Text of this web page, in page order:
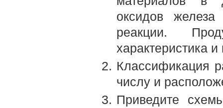
оксидов
реакции.
характеристика
Классификация
числу и
Приведите